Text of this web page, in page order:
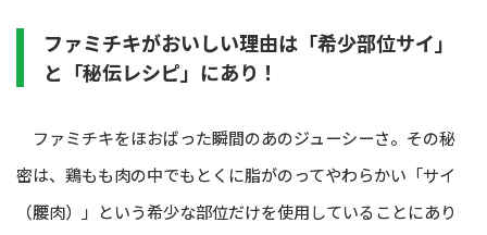
ファミチキがおいしい理由は「希少部位サイ」
と「秘伝レシピ」にあり！
ファミチキをほおばった瞬間のあのジューシーさ。その秘
密は、鶏もも肉の中でもとくに脂がのってやわらかい「サイ
（腰肉）」という希少な部位だけを使用していることにあり